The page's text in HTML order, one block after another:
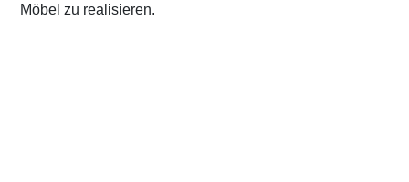
Möbel zu realisieren.